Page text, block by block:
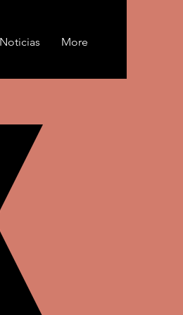
Noticias More